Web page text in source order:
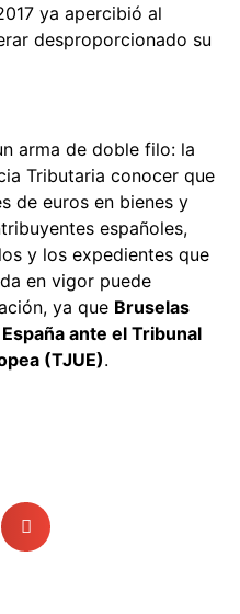
ya apercibió al
desproporcionado su
arma de doble filo: la
Tributaria conocer que
de euros en bienes y
españoles,
y los expedientes que
en vigor puede
ya que Bruselas
ante el Tribunal
(TJUE).